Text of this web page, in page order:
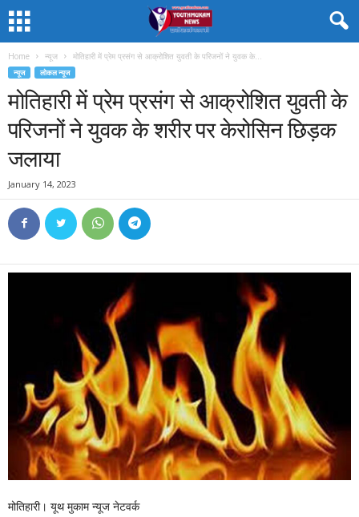
Home न्यूज मोतिहारी में प्रेम प्रसंग से आक्रोशित युवती के परिजनों ने युवक के...
न्यूज लोकल न्यूज
मोतिहारी में प्रेम प्रसंग से आक्रोशित युवती के
परिजनों ने युवक के शरीर पर केरोसिन छिड़क
जलाया
January 14, 2023
मोतिहारी। यूथ मुकाम न्यूज नेटवर्क